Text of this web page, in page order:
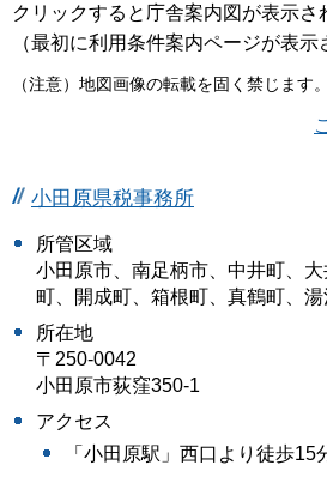
クリックすると庁舎案内図が表示さ
（最初に利用条件案内ページが表示
（注意）地図画像の転載を固く禁じます。
小田原県税事務所
所管区域
小田原市、南足柄市、中井町、
町、開成町、箱根町、真鶴町、
所在地
〒250-0042
小田原市荻窪350-1
アクセス
「小田原駅」西口より徒歩15